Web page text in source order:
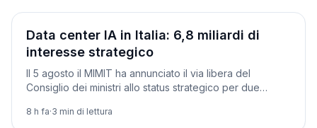
Società
Data center IA in Italia: 6,8 miliardi di
interesse strategico
Il 5 agosto il MIMIT ha annunciato il via libera del
Consiglio dei ministri allo status strategico per due
8 h fa·3 min di lettura